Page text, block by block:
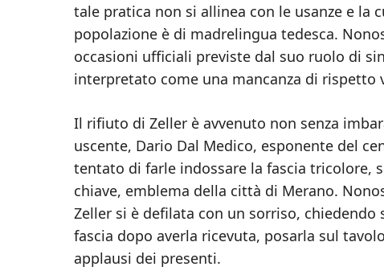
tale pratica non si allinea con le usanze e la
popolazione è di madrelingua tedesca.
occasioni ufficiali previste dal suo ruolo di
interpretato come una mancanza di
Il rifiuto di Zeller è avvenuto non senza
uscente, Dario Dal Medico, esponente del
tentato di farle indossare la fascia tricolore,
chiave, emblema della città di Merano.
Zeller si è defilata con un sorriso,
fascia dopo averla ricevuta, posarla sul
applausi dei presenti.